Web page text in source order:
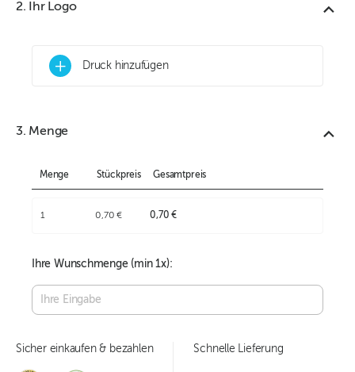
2. Ihr Logo
+ Druck hinzufügen
3. Menge
Menge Stückpreis Gesamtpreis
1 0,70 € 0,70 €
Ihre Wunschmenge (min1x):
Sicher einkaufen & bezahlen Schnelle Lieferung